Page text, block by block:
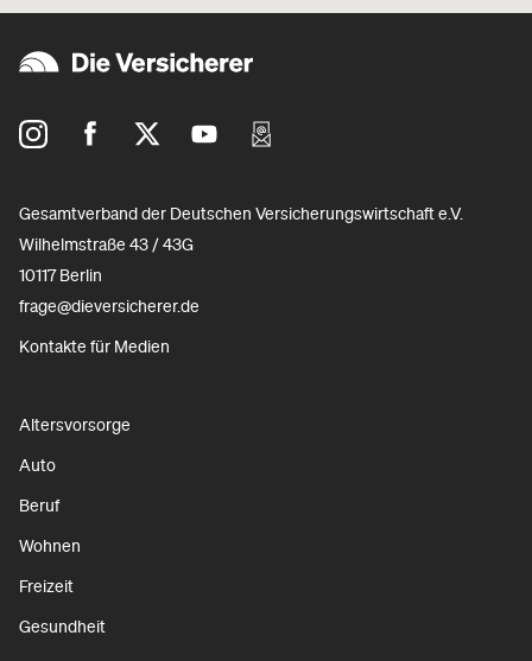
Gesamtverband der Deutschen Versicherungswirtschaft e.V.
Wilhelmstraße 43 / 43G
10117 Berlin
frage@dieversicherer.de
Kontakte für Medien
Altersvorsorge
Auto
Beruf
Wohnen
Freizeit
Gesundheit